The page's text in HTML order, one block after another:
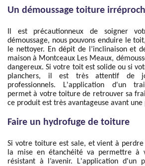
Un démoussage toiture
Il est précautionneux de soigner
démoussage, nous pouvons enduire le
le nettoyer. En dépit de l’inclinaison et
maison à Montceaux Les Meaux,
dangereux. Si votre toit est solide ou si
planchers, il est très attentif de
professionnels. L'application d'un
permet à votre toiture de retrouver sa
ce produit est très avantageuse avant
Faire un hydrofuge de toiture
Si votre toiture est sale, et vient à
la mise en étanchéité va permettre à
résistant à l’avenir. L'application d'un